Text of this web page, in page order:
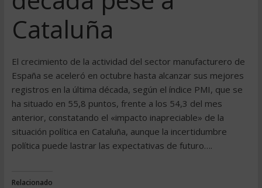
Cataluña
El crecimiento de la actividad del sector manufacturero de
España se aceleró en octubre hasta alcanzar sus mejores
registros en la última década, según el índice PMI, que se
ha situado en 55,8 puntos, frente a los 54,3 del mes
anterior, constatando el «impacto inapreciable» de la
situación política en Cataluña, aunque la incertidumbre
política puede lastrar las expectativas de futuro….
Relacionado